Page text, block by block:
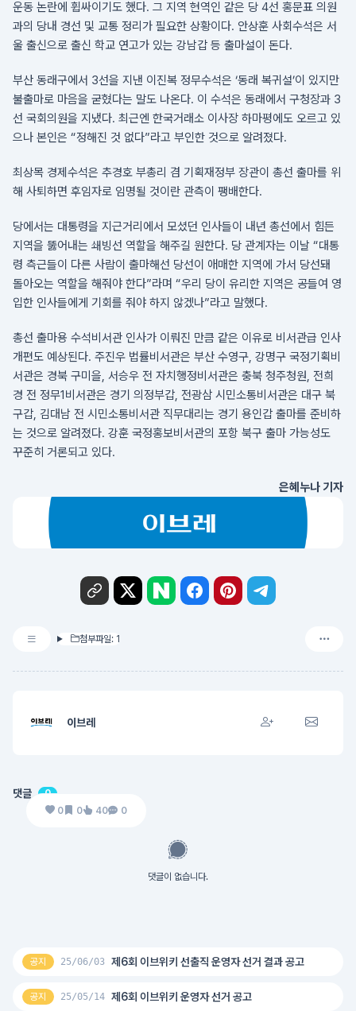
운동 논란에 휩싸이기도 했다. 그 지역 현역인 같은 당 4선 홍문표 의원
과의 당내 경선 및 교통 정리가 필요한 상황이다. 안상훈 사회수석은 서
울 출신으로 출신 학교 연고가 있는 강남갑 등 출마설이 돈다.
부산 동래구에서 3선을 지낸 이진복 정무수석은 ‘동래 복귀설’이 있지만
불출마로 마음을 굳혔다는 말도 나온다. 이 수석은 동래에서 구청장과 3
선 국회의원을 지냈다. 최근엔 한국거래소 이사장 하마평에도 오르고 있
으나 본인은 “정해진 것 없다”라고 부인한 것으로 알려졌다.
최상목 경제수석은 추경호 부총리 겸 기획재정부 장관이 총선 출마를 위
해 사퇴하면 후임자로 임명될 것이란 관측이 팽배한다.
당에서는 대통령을 지근거리에서 모셨던 인사들이 내년 총선에서 힘든
지역을 뚫어내는 쇄빙선 역할을 해주길 원한다. 당 관계자는 이날 “대통
령 측근들이 다른 사람이 출마해선 당선이 애매한 지역에 가서 당선돼
돌아오는 역할을 해줘야 한다”라며 “우리 당이 유리한 지역은 공들여 영
입한 인사들에게 기회를 줘야 하지 않겠나”라고 말했다.
총선 출마용 수석비서관 인사가 이뤄진 만큼 같은 이유로 비서관급 인사
개편도 예상된다. 주진우 법률비서관은 부산 수영구, 강명구 국정기획비
서관은 경북 구미을, 서승우 전 자치행정비서관은 충북 청주청원, 전희
경 전 정무1비서관은 경기 의정부갑, 전광삼 시민소통비서관은 대구 북
구갑, 김대남 전 시민소통비서관 직무대리는 경기 용인갑 출마를 준비하
는 것으로 알려졌다. 강훈 국정홍보비서관의 포항 북구 출마 가능성도
꾸준히 거론되고 있다.
은혜누나 기자
첨부파일: 1
이브레
0 0 40 0
댓글 0
댓글이 없습니다.
공지 25/06/03 제6회 이브위키 선출직 운영자 선거 결과 공고
공지 25/05/14 제6회 이브위키 운영자 선거 공고